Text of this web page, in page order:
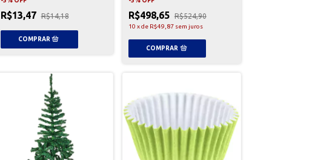
R$13,47 R$14,18 R$498,65 R$524,90
10 xde R$49,87 sem juros